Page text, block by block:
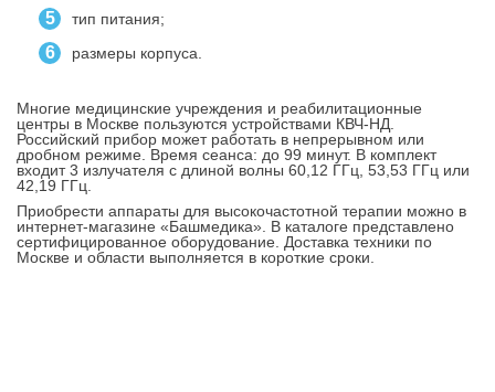
тип питания;
размеры корпуса.
Многие медицинские учреждения и реабилитационные
центры в Москве пользуются устройствами КВЧ-НД.
Российский прибор может работать в непрерывном или
дробном режиме. Время сеанса: до 99 минут. В комплект
входит 3 излучателя с длиной волны 60,12 ГГц, 53,53 ГГц или
42,19 ГГц.
Приобрести аппараты для высокочастотной терапии можно в
интернет-магазине «Башмедика». В каталоге представлено
сертифицированное оборудование. Доставка техники по
Москве и области выполняется в короткие сроки.